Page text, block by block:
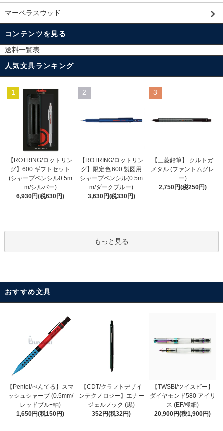
マーベラスウッド
コンテンツを見る
送料一覧表
人気文具ランキング
1
【ROTRING/ロットリン
グ】600 ギフトセット
(シャープペンシル0.5m
m/シルバー)
6,930円(税630円)
2
【ROTRING/ロットリン
グ】限定色 600 製図用
シャープペンシル(0.5m
m/ダークブルー)
3,630円(税330円)
3
【三菱鉛筆】 クルトガ
メタル (ファントムグレ
ー)
2,750円(税250円)
もっと見る
おすすめ文具
【Pentel/ぺんてる】スマ
ッシュシャープ (0.5mm/
レッドブルｰ軸)
1,650円(税150円)
【CDT/クラフトデザイ
ンテクノロジー】エナー
ジェルノック (黒)
352円(税32円)
【TWSBI/ツイスビー】
ダイヤモンド580 アイリ
ス (EF/極細)
20,900円(税1,900円)